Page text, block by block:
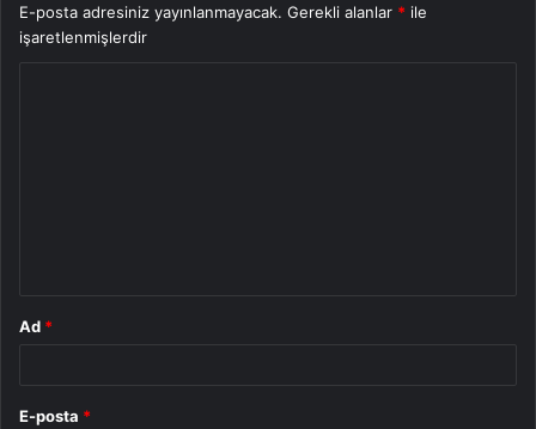
E-posta adresiniz yayınlanmayacak. Gerekli alanlar * ile
işaretlenmişlerdir
Ad *
E-posta *